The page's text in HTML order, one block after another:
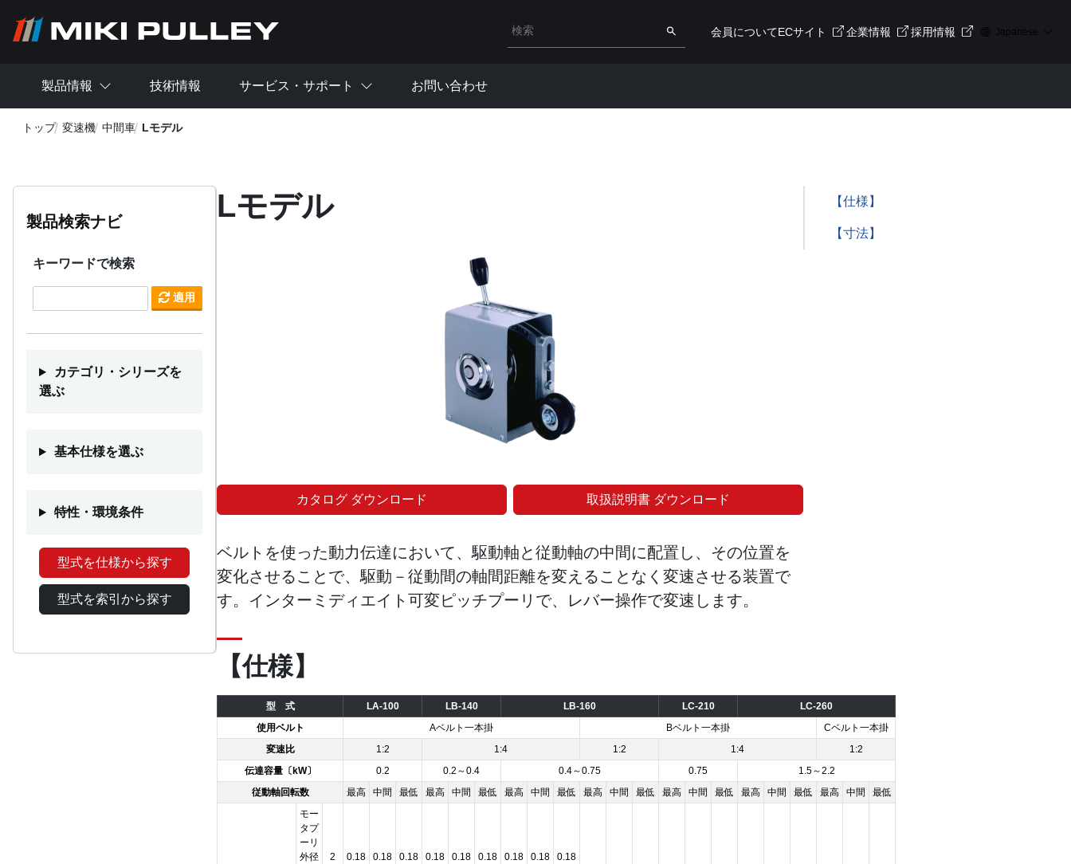
検索キーワード入力 検索
会員についてECサイト 企業情報 採用情報 Japanese
製品情報 技術情報 サービス・サポート お問い合わせ
トップ 変速機 中間車 Lモデル
製品検索ナビ
キーワードで検索
適用
カテゴリ・シリーズを
選ぶ
基本仕様を選ぶ
特性・環境条件
型式を仕様から探す
型式を索引から探す
Lモデル
カタログ ダウンロード 取扱説明書 ダウンロード
ベルトを使った動力伝達において、駆動軸と従動軸の中間に配置し、その位置を
変化させることで、駆動－従動間の軸間距離を変えることなく変速させる装置で
す。インターミディエイト可変ピッチプーリで、レバー操作で変速します。
【仕様】
型 式 LA-100 LB-140 LB-160 LC-210
LC-260
使用ベルト
Aベルト一本掛 Bベルト一本掛
Cベルト一本掛
変速比
1:2 1:4 1:2 1:4
1:2
伝達容量〔kW〕
0.2 0.2～0.4 0.4～0.75 0.75
1.5～2.2
従動軸回転数
最高 中間 最低 最高 中間 最低 最高 中間 最低 最高 中間 最低 最高 中間 最低 最高 中間 最低 最高 中間 最低
モー
タプ
ーリ
外径
2 0.18 0.18 0.18 0.18 0.18 0.18 0.18 0.18 0.18
【仕様】
【寸法】